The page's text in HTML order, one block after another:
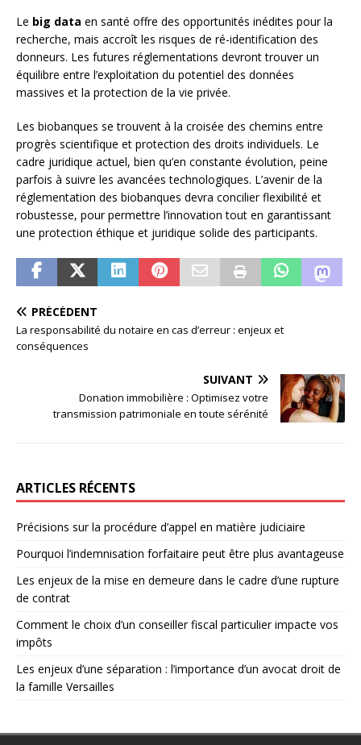
Le big data en santé offre des opportunités inédites pour la
recherche, mais accroît les risques de ré-identification des
donneurs. Les futures réglementations devront trouver un
équilibre entre l’exploitation du potentiel des données
massives et la protection de la vie privée.
Les biobanques se trouvent à la croisée des chemins entre
progrès scientifique et protection des droits individuels. Le
cadre juridique actuel, bien qu’en constante évolution, peine
parfois à suivre les avancées technologiques. L’avenir de la
réglementation des biobanques devra concilier flexibilité et
robustesse, pour permettre l’innovation tout en garantissant
une protection éthique et juridique solide des participants.
PRÉCÉDENT
La responsabilité du notaire en cas d’erreur : enjeux et
conséquences
SUIVANT
Donation immobilière : Optimisez votre
transmission patrimoniale en toute sérénité
ARTICLES RÉCENTS
Précisions sur la procédure d’appel en matière judiciaire
Pourquoi l’indemnisation forfaitaire peut être plus avantageuse
Les enjeux de la mise en demeure dans le cadre d’une rupture
de contrat
Comment le choix d’un conseiller fiscal particulier impacte vos
impôts
Les enjeux d’une séparation : l’importance d’un avocat droit de
la famille Versailles